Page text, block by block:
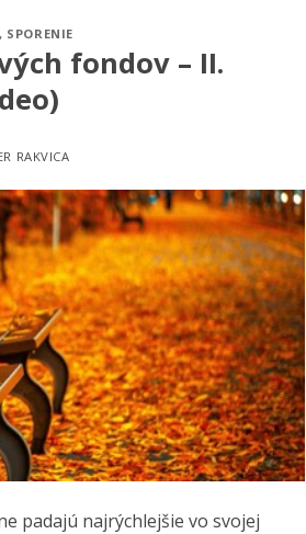
, SPORENIE
fondov – II.
RAKVICA
padajú najrýchlejšie vo svojej